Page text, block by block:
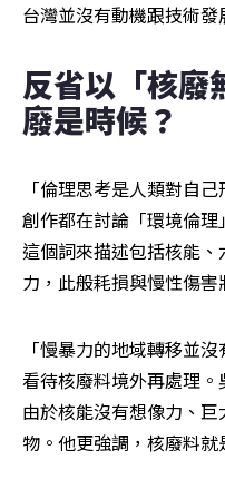
台灣並沒有動機跟技術發
反省以「核廢
廢是時候？
「倫理思考是人類對自
創作都在討論「環境倫理
這個詞來描述包括核能
力，此般耗損與慢性傷害
「慢暴力的地域轉移並
看待核廢料境外再處理
由於核能沒有想像力、
物。他更強調，核廢料